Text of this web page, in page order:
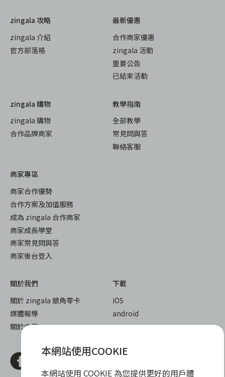
zingala 攻略
zingala 介紹
官方部落格
最新優惠
合作商家優惠
zingala 活動
重要公告
已結束活動
zingala 購物
zingala 購物
合作品牌商家
教學指南
全部教學
常見問與答
聯絡客服
商家專區
商家合作優勢
合作方案及加值服務
成為 zingala 合作商家
商家成長學堂
商家常見問與答
商家後台登入
關於我們
關於 zingala 銀角零卡
媒體報導
關於中租
下載
iOS
android
本網站使用COOKIE
本網站使用 COOKIE 為您提供更好的用戶體